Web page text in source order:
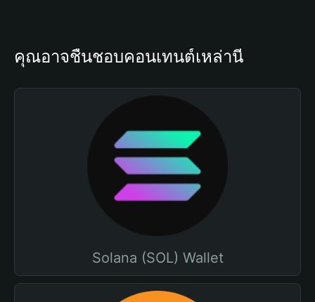
คุณอาจชื่นชอบคอนเทนต์เหล่านี้
Solana (SOL) Wallet